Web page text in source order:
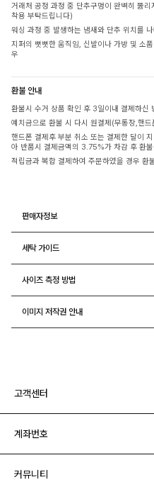
거래처 공정 과정 중 단추구멍이 완벽히 뚫
착용 부탁드립니다)
워싱 과정 중 발생하는 냄새와 단추 위치를
지퍼의 뻣뻣한 움직임, 신발이나 가방 및 소
우
환불 안내
환불시 수거 상품 확인 후 3일이내 결제하신
예치금으로 환불 시 다시 원결제(무통장,핸
핸드폰 결제후 부분 취소 또는 결제한 달이
아 반품시 결제금액의 3.75%가 차감 후 환불
적립금과 복합 결제하여 주문하였을 경우 환
판매자정보
세탁 가이드
사이즈 측정 방법
이미지 저작권 안내
고객센터
계좌번호
커뮤니티